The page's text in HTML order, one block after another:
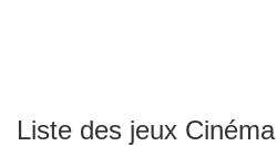
Liste des jeux Cinéma